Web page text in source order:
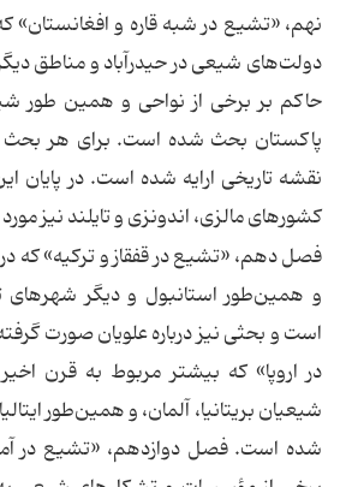
نهم، «تشیع در شبه قاره و
دولت‌های شیعی در حیدرآباد و مناطق
حاکم بر برخی از نواحی و همین
پاکستان بحث شده است. برای هر بحث
نقشه تاریخی ارایه شده است. در پایان
کشورهای مالزی، اندونزی و تایلند نیز
فصل دهم، «تشیع در قفقاز و ترکیه» که در
و همین‌طور استانبول و دیگر شهرهای
است و بحثی نیز درباره علویان صورت
در اروپا» که بیشتر مربوط به قرن
شیعیان بریتانیا، آلمان، و همین‌طور
شده است. فصل دوازدهم، «تشیع در